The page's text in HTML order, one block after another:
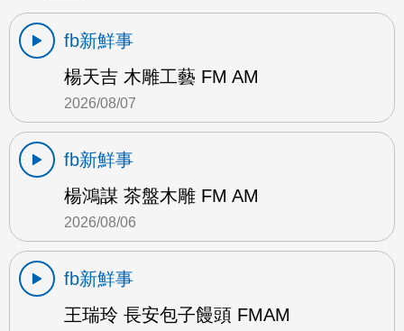
fb新鮮事
楊天吉 木雕工藝 FM AM
2026/08/07
fb新鮮事
楊鴻謀 茶盤木雕 FM AM
2026/08/06
fb新鮮事
王瑞玲 長安包子饅頭 FMAM